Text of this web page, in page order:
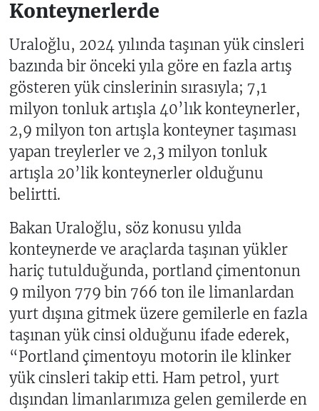
Konteynerlerde
Uraloğlu, 2024 yılında taşınan yük cinsleri
bazında bir önceki yıla göre en fazla artış
gösteren yük cinslerinin sırasıyla; 7,1
milyon tonluk artışla 40’lık konteynerler,
2,9 milyon ton artışla konteyner taşıması
yapan treylerler ve 2,3 milyon tonluk
artışla 20’lik konteynerler olduğunu
belirtti.
Bakan Uraloğlu, söz konusu yılda
konteynerde ve araçlarda taşınan yükler
hariç tutulduğunda, portland çimentonun
9 milyon 779 bin 766 ton ile limanlardan
yurt dışına gitmek üzere gemilerle en fazla
taşınan yük cinsi olduğunu ifade ederek,
“Portland çimentoyu motorin ile klinker
yük cinsleri takip etti. Ham petrol, yurt
dışından limanlarımıza gelen gemilerde en